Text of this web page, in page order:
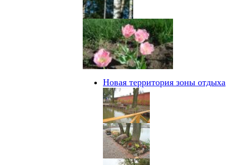
Новая территория зоны отдыха